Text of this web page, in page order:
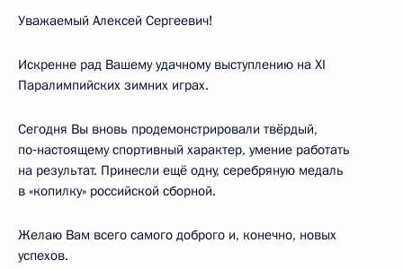
Уважаемый Алексей Сергеевич!
Искренне рад Вашему удачному выступлению на XI
Паралимпийских зимних играх.
Сегодня Вы вновь продемонстрировали твёрдый,
по‑настоящему спортивный характер, умение работать
на результат. Принесли ещё одну, серебряную медаль
в «копилку» российской сборной.
Желаю Вам всего самого доброго и, конечно, новых
успехов.